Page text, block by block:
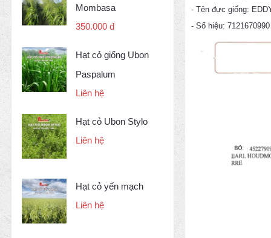
Mombasa
350.000 đ
Hạt cỏ giống Ubon
Paspalum
Liên hệ
Hạt cỏ Ubon Stylo
Liên hệ
Hạt cỏ yến mạch
Liên hệ
- Tên đực giống:
- Số hiệu: 7121670990